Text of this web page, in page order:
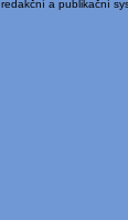
redakční a publikační